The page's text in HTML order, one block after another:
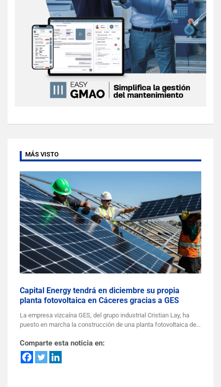
MÁS VISTO
Capital Energy tendrá en diciembre su propia
planta fotovoltaica en Cáceres gracias a GES
La empresa vizcaína GES, del grupo industrial Cristian Lay, ha
puesto en marcha la construcción de una planta fotovoltaica de…
Comparte esta noticia en: